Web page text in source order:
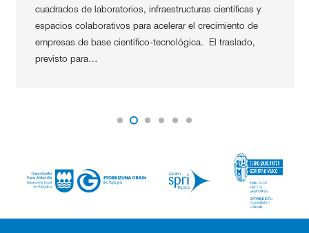
cuadrados de laboratorios, infraestructuras científicas y
espacios colaborativos para acelerar el crecimiento de
empresas de base científico-tecnológica. El traslado,
previsto para…